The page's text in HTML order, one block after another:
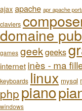
ajax apache apr apache
claviers
domaine
games geekgeeks
internet inès - ma
keyboards linux mysql
phppiano
windows